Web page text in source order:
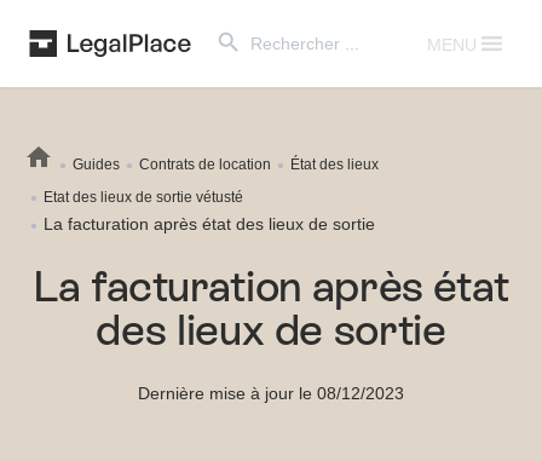
for:
MENU
Guides Contrats de location
État des lieux
Etat des lieux de sortie vétusté
La facturation après état des lieux de sortie
La facturation après état
des lieux de sortie
Dernière mise à jour le 08/12/2023